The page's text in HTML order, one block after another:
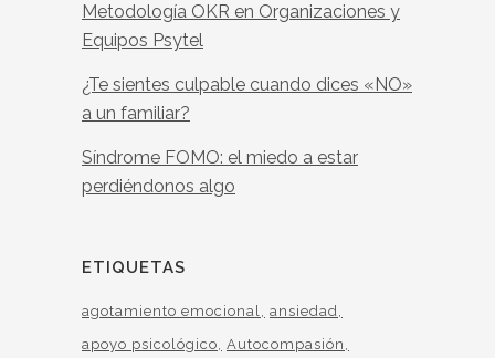
Metodología OKR en Organizaciones y
Equipos Psytel
¿Te sientes culpable cuando dices «NO»
a un familiar?
Síndrome FOMO: el miedo a estar
perdiéndonos algo
ETIQUETAS
agotamiento emocional
ansiedad
apoyo psicológico Autocompasión